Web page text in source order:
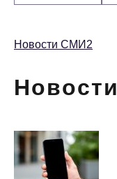
Новости СМИ2
Новости